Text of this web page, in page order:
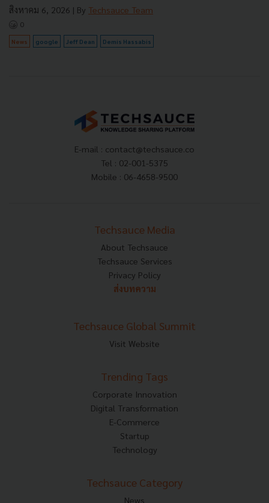
สิงหาคม 6, 2026 | By Techsauce Team
0
News google Jeff Dean Demis Hassabis
E-mail : contact@techsauce.co
Tel : 02-001-5375
Mobile : 06-4658-9500
Techsauce Media
About Techsauce
Techsauce Services
Privacy Policy
ส่งบทความ
Techsauce Global Summit
Visit Website
Trending Tags
Corporate Innovation
Digital Transformation
E-Commerce
Startup
Technology
Techsauce Category
News